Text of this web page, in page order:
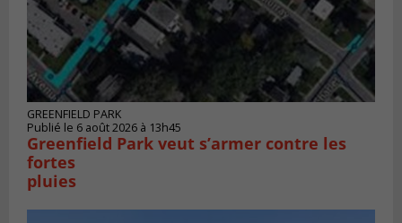
GREENFIELD PARK
Publié le 6 août 2026 à 13h45
Greenfield Park veut s’armer contre les
fortes
pluies